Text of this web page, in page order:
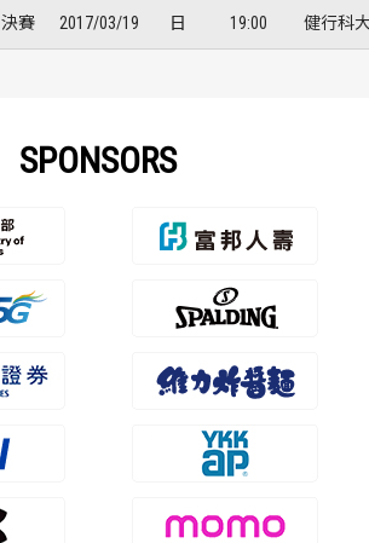
決賽 2017/03/19 日 19:00 健行科
SPONSORS